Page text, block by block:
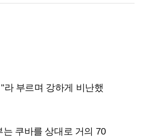
라 부르며 강하게 비난했
쿠바를 상대로 거의 70